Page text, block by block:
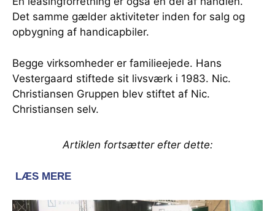
Det samme gælder aktiviteter inden for salg og
opbygning af handicapbiler.
Begge virksomheder er familieejede. Hans
Vestergaard stiftede sit livsværk i 1983. Nic.
Christiansen Gruppen blev stiftet af Nic.
Christiansen selv.
Artiklen fortsætter efter dette: